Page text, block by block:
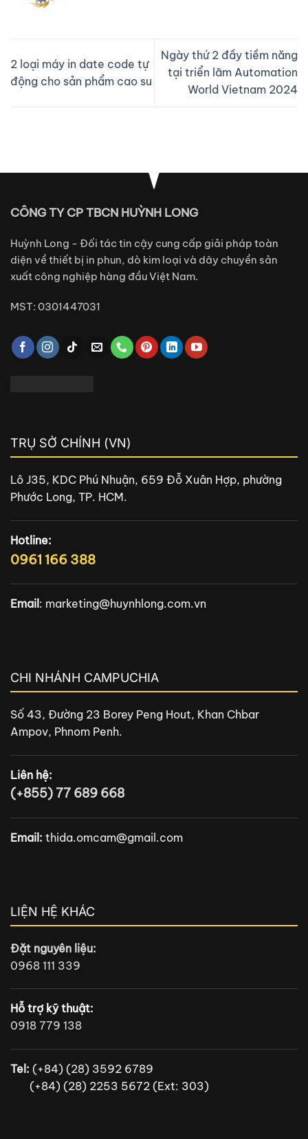
2 loại máy in date code tự
động cho sản phẩm cao su
Ngày thứ 2 đầy tiềm năng
tại triển lãm Automation
World Vietnam 2024
CÔNG TY CP TBCN HUỲNH LONG
Huỳnh Long - Đối tác tin cậy cung cấp giải pháp toàn
diện về thiết bị in phun, dò kim loại và dây chuyền sản
xuất công nghiệp hàng đầu Việt Nam.
MST: 0301447031
TRỤ SỞ CHÍNH (VN)
Lô J35, KDC Phú Nhuận, 659 Đỗ Xuân Hợp, phường
Phước Long, TP. HCM.
Hotline:
0961 166 388
Email : marketing@huynhlong.com.vn
CHI NHÁNH CAMPUCHIA
Số 43, Đường 23 Borey Peng Hout, Khan Chbar
Ampov, Phnom Penh.
Liên hệ:
(+855) 77 689 668
Email: thida.omcam@gmail.com
LIỆN HỆ KHÁC
Đặt nguyên liệu:
0968 111 339
Hỗ trợ kỹ thuật:
0918 779 138
Tel: (+84) (28) 3592 6789
(+84) (28) 2253 5672 (Ext: 303)